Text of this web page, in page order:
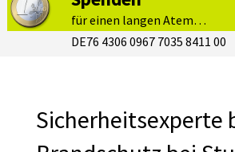
für einen langen Atem…
DE76 4306 0967 7035 8411 00
Sicherheitsexperte